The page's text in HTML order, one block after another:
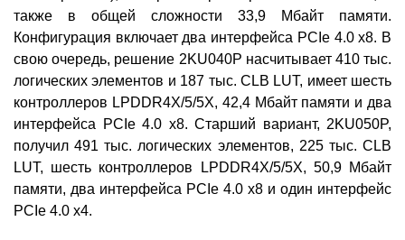
также в общей сложности 33,9 Мбайт памяти.
Конфигурация включает два интерфейса PCIe 4.0 x8. В
свою очередь, решение 2KU040P насчитывает 410 тыс.
логических элементов и 187 тыс. CLB LUT, имеет шесть
контроллеров LPDDR4X/5/5X, 42,4 Мбайт памяти и два
интерфейса PCIe 4.0 x8. Старший вариант, 2KU050P,
получил 491 тыс. логических элементов, 225 тыс. CLB
LUT, шесть контроллеров LPDDR4X/5/5X, 50,9 Мбайт
памяти, два интерфейса PCIe 4.0 x8 и один интерфейс
PCIe 4.0 x4.